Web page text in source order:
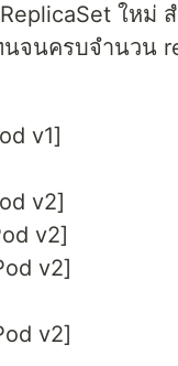
ใหม่
นจนครบจำนวน
v1]
v2]
v2]
v2]
v2]